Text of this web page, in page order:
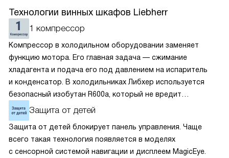
Технологии винных шкафов Liebherr
1 компрессор
Компрессор в холодильном оборудовании заменяет
функцию мотора. Его главная задача — сжимание
хладагента и подача его под давлением на испаритель
и конденсатор. В холодильниках Либхер используется
безопасный изобутан R600a, который не вредит
окружающей среде. Компрессор перегоняет его
по охладительному контуру по принципу насоса. Чем
лучше работает «мотор» прибора, тем качественнее
и быстрее происходит охлаждение, затрачивается
меньше электроэнергии.
Защита от детей
Защита от детей блокирует панель управления. Чаще
всего такая технология появляется в моделях
с сенсорной системой навигации и дисплеем MagicEye.